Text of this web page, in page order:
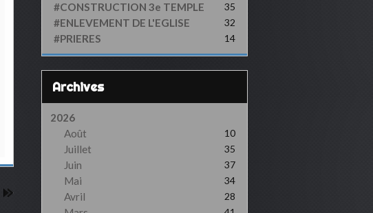
#CONSTRUCTION 3e TEMPLE 35
#ENLEVEMENT DE L'EGLISE 32
#PRIERES 14
Archives
2026
Août
10
Juillet 35
Juin 37
Mai 34
Avril 28